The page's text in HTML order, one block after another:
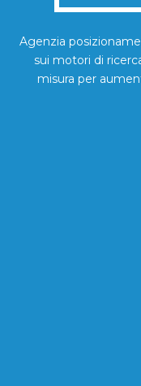
Agenzia
sui motori di
misura per